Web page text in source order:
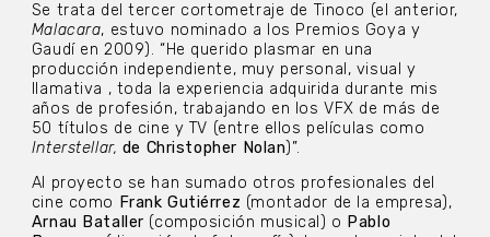
Se trata del tercer cortometraje de Tinoco (el anterior,
Malacara, estuvo nominado a los Premios Goya y
Gaudí en 2009). “He querido plasmar en una
producción independiente, muy personal, visual y
llamativa , toda la experiencia adquirida durante mis
años de profesión, trabajando en los VFX de más de
50 títulos de cine y TV (entre ellos películas como
Interstellar, de Christopher Nolan)”.
Al proyecto se han sumado otros profesionales del
cine como Frank Gutiérrez (montador de la empresa),
Arnau Bataller (composición musical) o Pablo